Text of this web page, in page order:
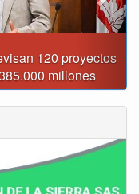
120 proyectos
millones